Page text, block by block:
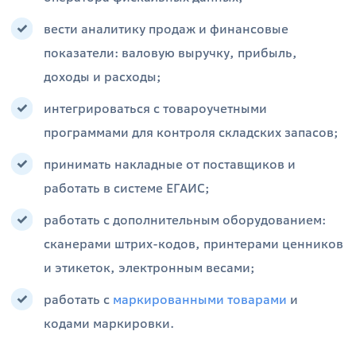
вести аналитику продаж и финансовые
показатели: валовую выручку, прибыль,
доходы и расходы;
интегрироваться с товароучетными
программами для контроля складских запасов;
принимать накладные от поставщиков и
работать в системе ЕГАИС;
работать с дополнительным оборудованием:
сканерами штрих-кодов, принтерами ценников
и этикеток, электронным весами;
работать с маркированными товарами и
кодами маркировки.